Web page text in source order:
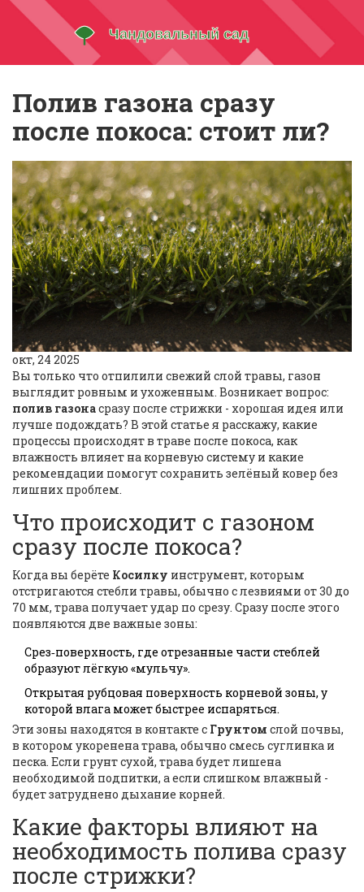
Полив газона сразу
после покоса: стоит ли?
окт, 24 2025
Вы только что отпилили свежий слой травы, газон
выглядит ровным и ухоженным. Возникает вопрос:
полив газонасразу после стрижки - хорошая идея или
лучше подождать? В этой статье я расскажу, какие
процессы происходят в траве после покоса, как
влажность влияет на корневую систему и какие
рекомендации помогут сохранить зелёный ковер без
лишних проблем.
Что происходит с газоном
сразу после покоса?
Когда вы берёте Косилку инструмент, которым
отстригаются стебли травы, обычно с лезвиями от 30 до
70 мм, трава получает удар по срезу. Сразу после этого
появляются две важные зоны:
Срез‑поверхность, где отрезанные части стеблей
образуют лёгкую «мульчу».
Открытая рубцовая поверхность корневой зоны, у
которой влага может быстрее испаряться.
Эти зоны находятся в контакте с Грунтом слой почвы,
в котором укоренена трава, обычно смесь суглинка и
песка. Если грунт сухой, трава будет лишена
необходимой подпитки, а если слишком влажный -
будет затруднено дыхание корней.
Какие факторы влияют на
необходимость полива сразу
после стрижки?